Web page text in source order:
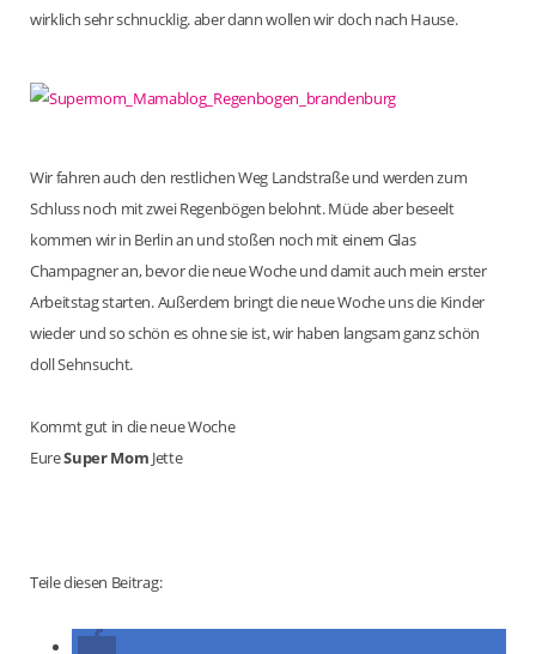
wirklich sehr schnucklig. aber dann wollen wir doch nach Hause.
Wir fahren auch den restlichen Weg Landstraße und werden zum
Schluss noch mit zwei Regenbögen belohnt. Müde aber beseelt
kommen wir in Berlin an und stoßen noch mit einem Glas
Champagner an, bevor die neue Woche und damit auch mein erster
Arbeitstag starten. Außerdem bringt die neue Woche uns die Kinder
wieder und so schön es ohne sie ist, wir haben langsam ganz schön
doll Sehnsucht.
Kommt gut in die neue Woche
EureSuper Mom Jette
Teile diesen Beitrag: